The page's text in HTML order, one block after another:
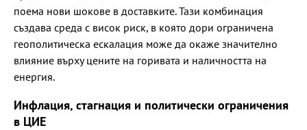
поема нови шокове в доставките. Тази комбинация
създава среда с висок риск, в която дори ограничена
геополитическа ескалация може да окаже значително
влияние върху цените на горивата и наличността на
енергия.
Инфлация, стагнация и политически ограничения
в ЦИЕ